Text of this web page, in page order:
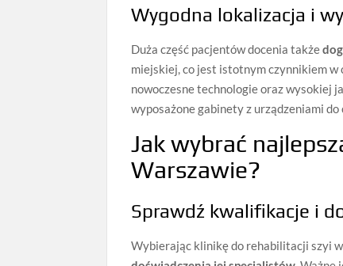
Wygodna lokalizacja i
Duża część pacjentów docenia także
miejskiej, co jest istotnym czynnikiem w
nowoczesne technologie oraz wysokiej
wyposażone gabinety z urządzeniami
Jak wybrać
Warszawie?
Sprawdź kwalifikacje i
Wybierając klinikę do rehabilitacji szyi